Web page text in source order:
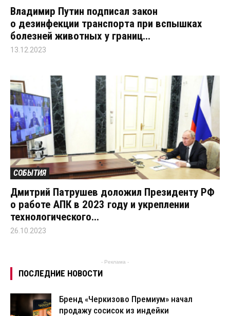
Владимир Путин подписал закон
о дезинфекции транспорта при вспышках
болезней животных у границ...
13.12.2023
СОБЫТИЯ
Дмитрий Патрушев доложил Президенту РФ
о работе АПК в 2023 году и укреплении
технологического...
26.10.2023
- Реклама -
ПОСЛЕДНИЕ НОВОСТИ
Бренд «Черкизово Премиум» начал
продажу сосисок из индейки